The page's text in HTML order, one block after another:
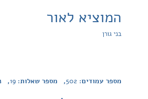
המוציא לאור
בני גורן
מספר עמודים: 502, מספר שאלות: 19
,